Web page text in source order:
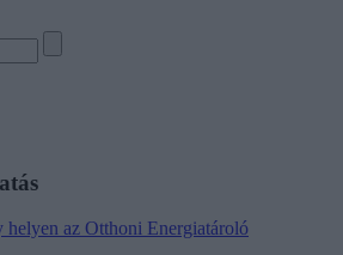
helyen az Otthoni Energiatároló